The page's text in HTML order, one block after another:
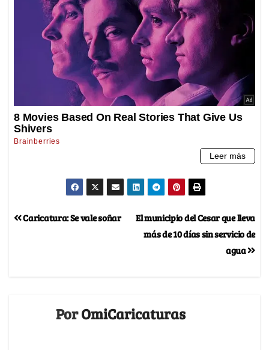
El municipio del Cesar que lleva
más de 10 días sin servicio de
agua
Caricatura: Se vale soñar
PorOmiCaricaturas